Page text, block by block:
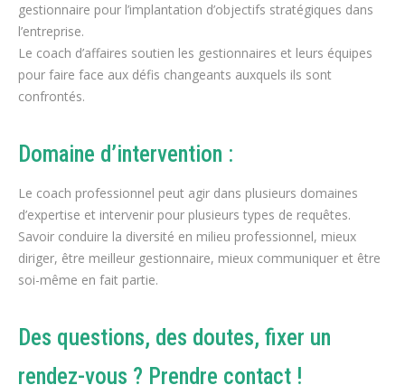
gestionnaire pour l’implantation d’objectifs stratégiques dans
l’entreprise.
Le coach d’affaires soutien les gestionnaires et leurs équipes
pour faire face aux défis changeants auxquels ils sont
confrontés.
Domaine d’intervention :
Le coach professionnel peut agir dans plusieurs domaines
d’expertise et intervenir pour plusieurs types de requêtes.
Savoir conduire la diversité en milieu professionnel, mieux
diriger, être meilleur gestionnaire, mieux communiquer et être
soi-même en fait partie.
Des questions, des doutes, fixer un
rendez-vous ? Prendre contact !